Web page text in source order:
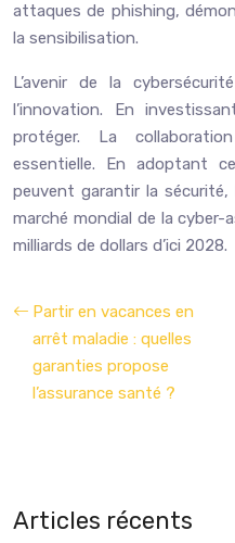
attaques de phishing,
la sensibilisation.
L’avenir de la
l’innovation. En
protéger. La
essentielle. En adoptant
peuvent garantir la
marché mondial de la
milliards de dollars d’ici 2028.
Partir en vacances en
arrêt maladie : quelles
garanties propose
l’assurance santé ?
Articles récents